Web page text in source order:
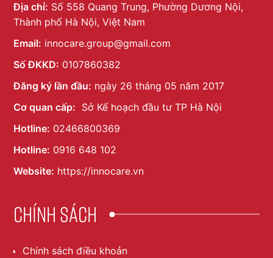
Địa chỉ: Số 558 Quang Trung, Phường Dương Nội,
Thành phố Hà Nội, Việt Nam
Email: innocare.group@gmail.com
Số ĐKKD: 0107860382
Đăng ký lần đầu: ngày 26 tháng 05 năm 2017
Cơ quan cấp: Sở Kế hoạch đầu tư TP Hà Nội
Hotline: 02466800369
Hotline: 0916 648 102
Website: https://innocare.vn
Chính sách
Chính sách điều khoản